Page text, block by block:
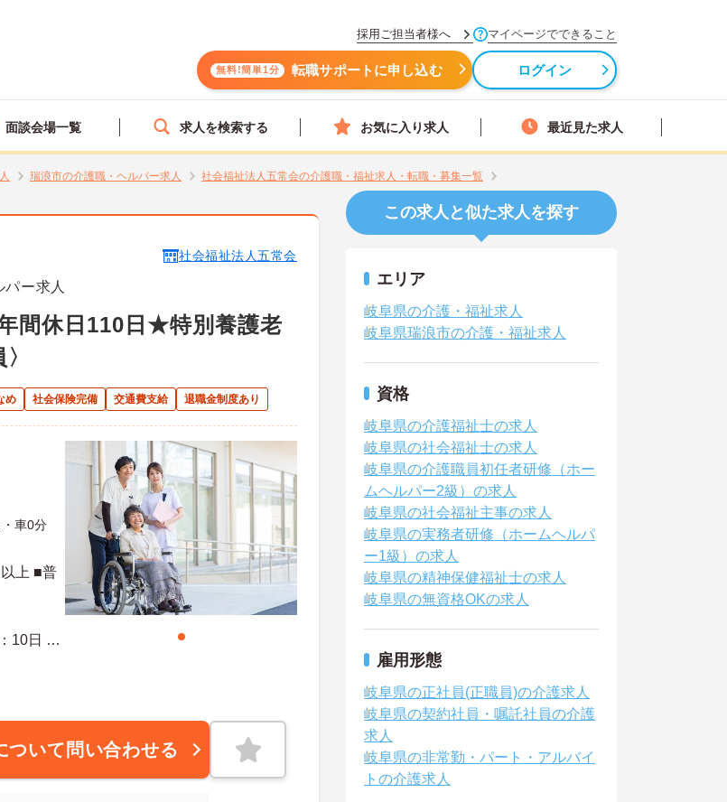
採用ご担当者様へ マイページでできること
無料!簡単1分 転職サポートに申し込む ログイン
面談会場一覧 求人を検索する お気に入り求人 最近見た求人
瑞浪市の介護職・ヘルパー求人
社会福祉法人五常会の介護職・福祉求人・転職・募集一覧
社会福祉法人五常会
ー求人
間休日110日★特別養護老
め 社会保険完備 交通費支給 退職金制度あり
車0分
上 ■普
ついて問い合わせる
この求人と似た求人を探す
エリア
岐阜県の介護・福祉求人
岐阜県瑞浪市の介護・福祉求人
資格
岐阜県の介護福祉士の求人
岐阜県の社会福祉士の求人
岐阜県の介護職員初任者研修（ホー
ムヘルパー2級）の求人
岐阜県の社会福祉主事の求人
岐阜県の実務者研修（ホームヘルパ
ー1級）の求人
岐阜県の精神保健福祉士の求人
岐阜県の無資格OKの求人
雇用形態
岐阜県の正社員(正職員)の介護求人
岐阜県の契約社員・嘱託社員の介護
求人
岐阜県の非常勤・パート・アルバイ
トの介護求人